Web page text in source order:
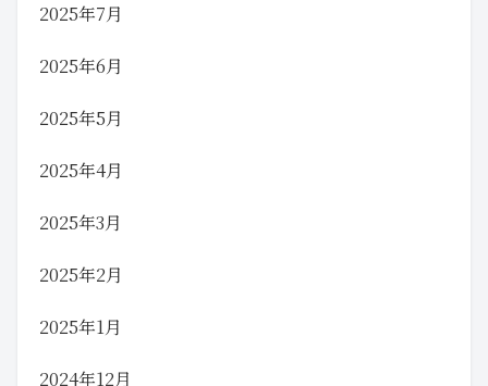
2025年7月
2025年6月
2025年5月
2025年4月
2025年3月
2025年2月
2025年1月
2024年12月